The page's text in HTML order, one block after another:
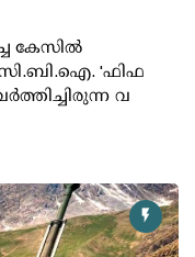
കേസില്‍
'ഫിഫ
വ